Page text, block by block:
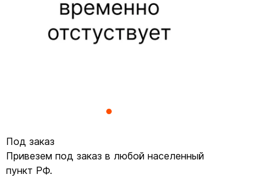
Под заказ
Привезем под заказ в любой населенный
пункт РФ.